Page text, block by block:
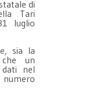
di
Tari
luglio
sia la
che un
dati nel
numero